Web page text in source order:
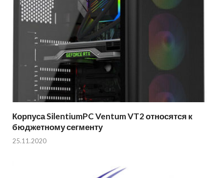
Корпуса SilentiumPC Ventum VT2 относятся к
бюджетному сегменту
25.11.2020